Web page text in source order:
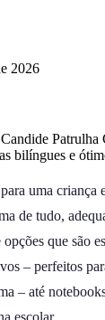
2026
Patrulha
bilíngues e
uma criança
de tudo,
que são
– perfeitos
– até
escolar.